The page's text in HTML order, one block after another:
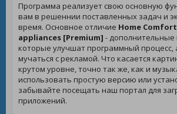
Программа реализует свою основную
вам в решеннии поставленных задач и
время. Основное отличие Home
appliances [Premium] - дополнительные
которые улучшат программный процесс,
мучаться с рекламой. Что касается
крутом уровне, точно так же, как и
использовать простую версию или
забывайте посещать наш портал для
приложений.